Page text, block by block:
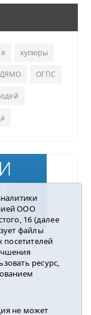
купюры
ДЯМО ОГПС
ООО
16 (далее
файлы
ресурс,
не может